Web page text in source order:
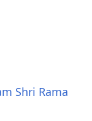
Shri Rama